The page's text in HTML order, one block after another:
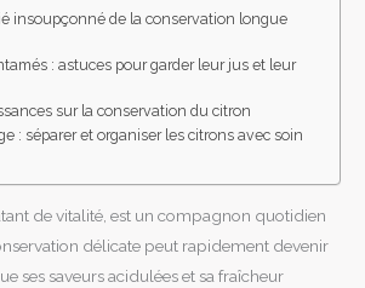
insoupçonné de la conservation longue
: astuces pour garder leur jus et leur
sur la conservation du citron
: séparer et organiser les citrons avec soin
de vitalité, est un compagnon quotidien
délicate peut rapidement devenir
ses saveurs acidulées et sa fraîcheur